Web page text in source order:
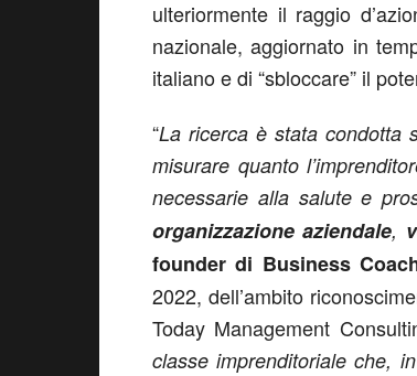
ulteriormente il raggio
nazionale, aggiornato in
italiano e di “sbloccare” il
“La ricerca è stata condotta
misurare quanto
necessarie alla salute e
organizzazione aziendale,
founder di Business
2022, dell’ambito
Today Management
classe imprenditoriale che,